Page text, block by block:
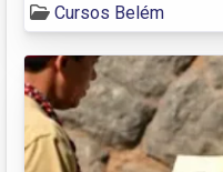
Cursos Belém